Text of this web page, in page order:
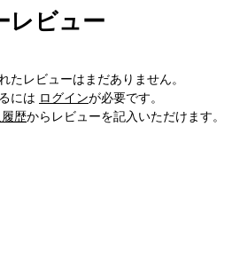
レビュー
たレビューはまだありません。
には ログインが必要です。
歴からレビューを記入いただけます。